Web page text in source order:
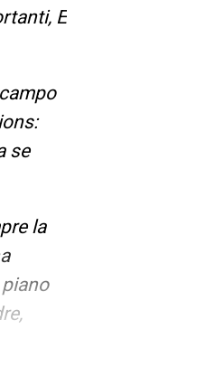
E
se
la